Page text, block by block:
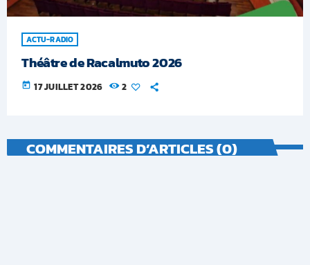
ACTU-RADIO
Théâtre de Racalmuto 2026
today 17 JUILLET 2026 2
COMMENTAIRES D’ARTICLES (0)